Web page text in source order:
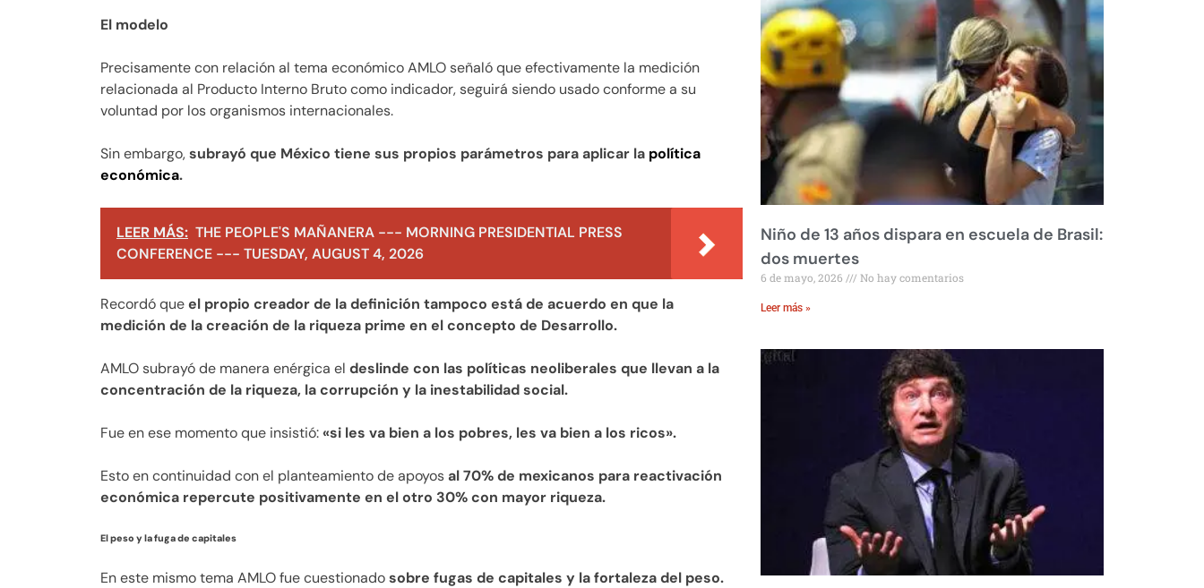
El modelo
Precisamente con relación al tema económico AMLO señaló que efectivamente la medición
relacionada al Producto Interno Bruto como indicador, seguirá siendo usado conforme a su
voluntad por los organismos internacionales.
Sin embargo,subrayó que México tiene sus propios parámetros para aplicar la política
económica.
LEER MÁS: THE PEOPLE'S MAÑANERA --- MORNING PRESIDENTIAL PRESS
CONFERENCE --- TUESDAY, AUGUST 4, 2026
Recordó queel propio creador de la definición tampoco está de acuerdo en que la
medición de la creación de la riqueza prime en el concepto de Desarrollo.
AMLO subrayó de manera enérgica el deslinde con las políticas neoliberales que llevan a la
concentración de la riqueza, la corrupción y la inestabilidad social.
Fue en ese momento que insistió:«si les va bien a los pobres, les va bien a los ricos».
Esto en continuidad con el planteamiento de apoyosal 70% de mexicanos para reactivación
económica repercute positivamente en el otro 30% con mayor riqueza.
El peso y la fuga de capitales
En este mismo tema AMLO fue cuestionadosobre fugas de capitales y la fortaleza del peso.
Niño de 13 años dispara en escuela de Brasil:
dos muertes
6 de mayo, 2026 No hay comentarios
Leer más »